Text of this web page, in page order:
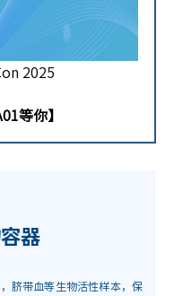
2025
等你】
器
脐带血等生物活性样本，保